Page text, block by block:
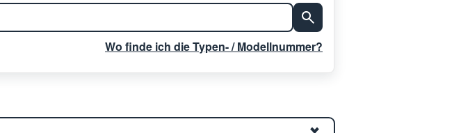
Wo finde ich die Typen- / Modellnummer?